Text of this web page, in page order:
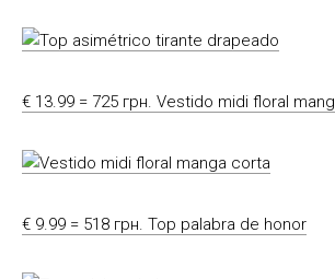
€ 13.99 = 725 грн. Vestido midi floral
€ 9.99 = 518 грн. Top palabra de honor